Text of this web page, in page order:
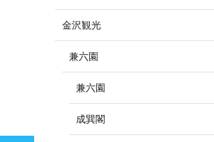
金沢観光
兼六園
兼六園
成巽閣